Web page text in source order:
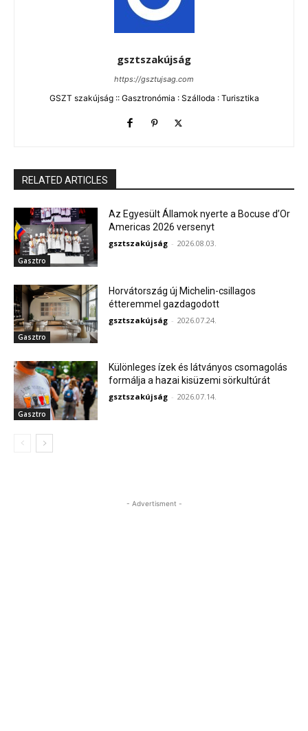
gsztszakújság
https://gsztujsag.com
GSZT szakújság :: Gasztronómia : Szálloda : Turisztika
RELATED ARTICLES
Gasztro
Az Egyesült Államok nyerte a Bocuse d’Or
Americas 2026 versenyt
gsztszakújság - 2026.08.03.
Gasztro
Horvátország új Michelin-csillagos
étteremmel gazdagodott
gsztszakújság - 2026.07.24.
Gasztro
Különleges ízek és látványos csomagolás
formálja a hazai kisüzemi sörkultúrát
gsztszakújság - 2026.07.14.
- Advertisment -